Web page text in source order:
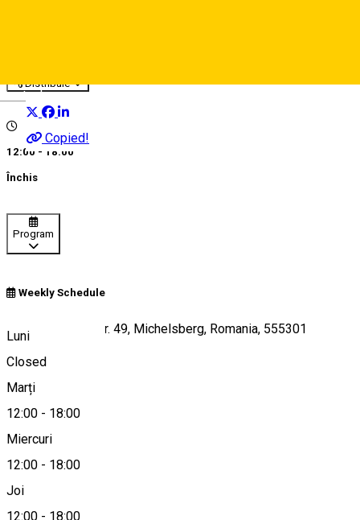
Deutsch
Distribuie
Copied!
12:00 - 18:00
Închis
Program
Weekly Schedule
Luni
Closed
Marți
12:00 - 18:00
Miercuri
12:00 - 18:00
Joi
12:00 - 18:00
Piata Gozelinus nr. 49, Michelsberg, Romania, 555301
Hartă